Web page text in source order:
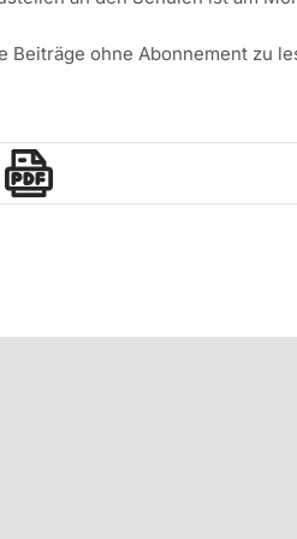
Beiträge ohne Abonnement zu